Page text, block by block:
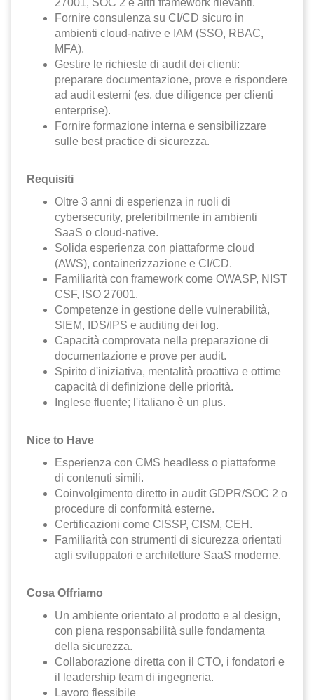
27001, SOC 2 e altri framework rilevanti.
Fornire consulenza su CI/CD sicuro in
ambienti cloud-native e IAM (SSO, RBAC,
MFA).
Gestire le richieste di audit dei clienti:
preparare documentazione, prove e rispondere
ad audit esterni (es. due diligence per clienti
enterprise).
Fornire formazione interna e sensibilizzare
sulle best practice di sicurezza.
Requisiti
Oltre 3 anni di esperienza in ruoli di
cybersecurity, preferibilmente in ambienti
SaaS o cloud-native.
Solida esperienza con piattaforme cloud
(AWS), containerizzazione e CI/CD.
Familiarità con framework come OWASP, NIST
CSF, ISO 27001.
Competenze in gestione delle vulnerabilità,
SIEM, IDS/IPS e auditing dei log.
Capacità comprovata nella preparazione di
documentazione e prove per audit.
Spirito d'iniziativa, mentalità proattiva e ottime
capacità di definizione delle priorità.
Inglese fluente; l'italiano è un plus.
Nice to Have
Esperienza con CMS headless o piattaforme
di contenuti simili.
Coinvolgimento diretto in audit GDPR/SOC 2 o
procedure di conformità esterne.
Certificazioni come CISSP, CISM, CEH.
Familiarità con strumenti di sicurezza orientati
agli sviluppatori e architetture SaaS moderne.
Cosa Offriamo
Un ambiente orientato al prodotto e al design,
con piena responsabilità sulle fondamenta
della sicurezza.
Collaborazione diretta con il CTO, i fondatori e
il leadership team di ingegneria.
Lavoro flessibile